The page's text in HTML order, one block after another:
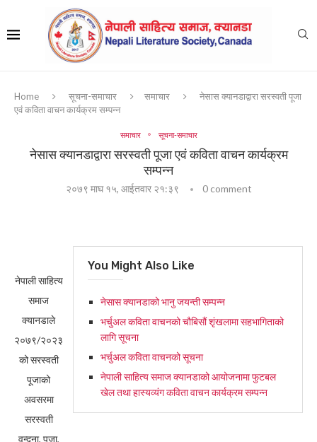
Home सूचना-समाचार समाचार
नेसास क्यानडाद्वारा सरस्वती पूजा
एवं कविता वाचन कार्यक्रम सम्पन्न
समाचार सूचना-समाचार
नेसास क्यानडाद्वारा सरस्वती पूजा एवं कविता वाचन कार्यक्रम
सम्पन्न
२०७९ माघ १५, आईतवार २१:३९ 0 comment
नेपाली साहित्य
समाज
क्यानडाले
२०७९/२०२३
को सरस्वती
पूजाको
अवसरमा
सरस्वती
वन्दना, पूजा,
You Might Also Like
नेसास क्यानडाको भानु जयन्ती सम्पन्न
भर्चुअल कविता वाचनको चौबिसौं शृंखलामा सहभागिताको
लागि सूचना
भर्चुअल कविता वाचनको सूचना
नेपाली साहित्य समाज क्यानडाको आयोजनामा फुटबल
खेल तथा हास्यव्यंग कविता वाचन कार्यक्रम सम्पन्न